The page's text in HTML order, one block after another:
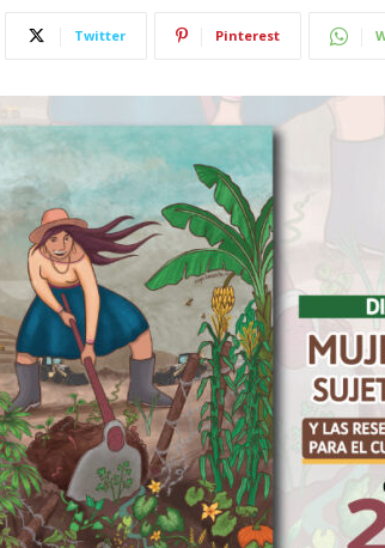
Twitter Pinterest